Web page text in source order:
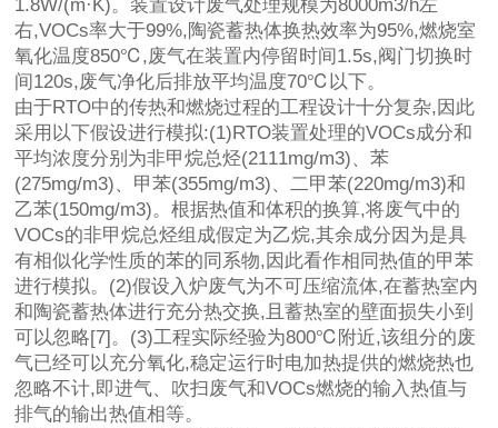
1.8W/(m·K)。装置设计废气处理规模为8000m3/h左
右,VOCs率大于99%,陶瓷蓄热体换热效率为95%,燃烧室
氧化温度850℃,废气在装置内停留时间1.5s,阀门切换时
间120s,废气净化后排放平均温度70℃以下。
由于RTO中的传热和燃烧过程的工程设计十分复杂,因此
采用以下假设进行模拟:(1)RTO装置处理的VOCs成分和
平均浓度分别为非甲烷总烃(2111mg/m3)、苯
(275mg/m3)、甲苯(355mg/m3)、二甲苯(220mg/m3)和
乙苯(150mg/m3)。根据热值和体积的换算,将废气中的
VOCs的非甲烷总烃组成假定为乙烷,其余成分因为是具
有相似化学性质的苯的同系物,因此看作相同热值的甲苯
进行模拟。(2)假设入炉废气为不可压缩流体,在蓄热室内
和陶瓷蓄热体进行充分热交换,且蓄热室的壁面损失小到
可以忽略[7]。(3)工程实际经验为800℃附近,该组分的废
气已经可以充分氧化,稳定运行时电加热提供的燃烧热也
忽略不计,即进气、吹扫废气和VOCs燃烧的输入热值与
排气的输出热值相等。